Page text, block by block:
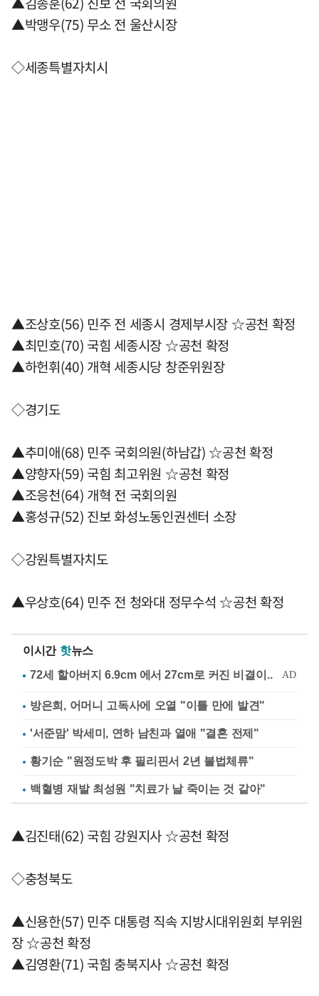
▲박맹우(75) 무소 전 울산시장
◇세종특별자치시
▲조상호(56) 민주 전 세종시 경제부시장 ☆공천 확정
▲최민호(70) 국힘 세종시장 ☆공천 확정
▲하헌휘(40) 개혁 세종시당 창준위원장
◇경기도
▲추미애(68) 민주 국회의원(하남갑) ☆공천 확정
▲양향자(59) 국힘 최고위원 ☆공천 확정
▲조응천(64) 개혁 전 국회의원
▲홍성규(52) 진보 화성노동인권센터 소장
◇강원특별자치도
▲우상호(64) 민주 전 청와대 정무수석 ☆공천 확정
이시간 핫뉴스
방은희, 어머니 고독사에 오열 "이틀 만에 발견"
'서준맘' 박세미, 연하 남친과 열애 "결혼 전제"
황기순 "원정도박 후 필리핀서 2년 불법체류"
백혈병 재발 최성원 "치료가 날 죽이는 것 같아"
▲김진태(62) 국힘 강원지사 ☆공천 확정
◇충청북도
▲신용한(57) 민주 대통령 직속 지방시대위원회 부위원
장 ☆공천 확정
▲김영환(71) 국힘 충북지사 ☆공천 확정